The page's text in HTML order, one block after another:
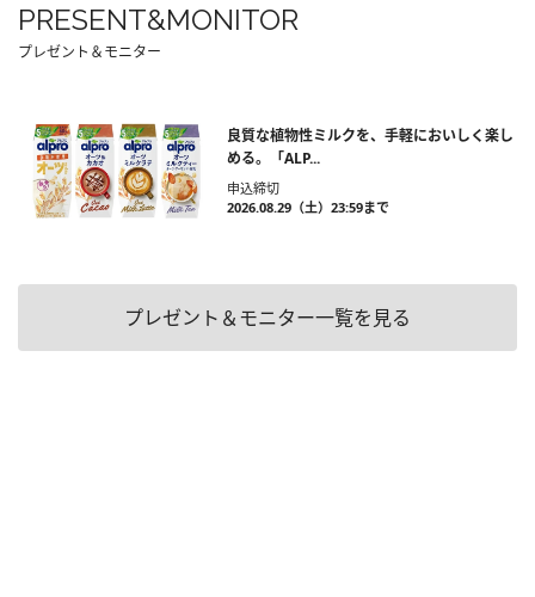
PRESENT&MONITOR
プレゼント＆モニター
良質な植物性ミルクを、手軽においしく楽し
める。「ALP...
申込締切
2026.08.29（土）23:59まで
プレゼント＆モニター一覧を見る